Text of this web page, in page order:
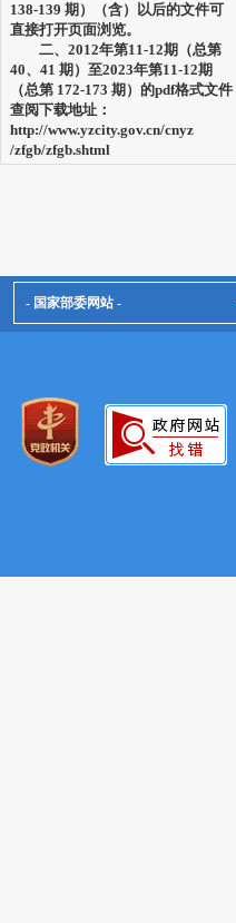
138-139 期）（含）以后的文件可
直接打开页面浏览。
二、2012年第11-12期（总第
40、41 期）至2023年第11-12期
（总第 172-173 期）的pdf格式文件
查阅下载地址：
http://www.yzcity.gov.cn/cnyz
/zfgb/zfgb.shtml
- 国家部委网站 -